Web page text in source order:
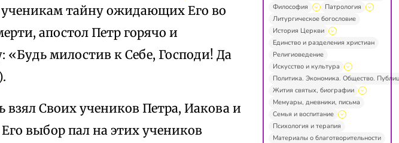
ученикам тайну ожидающих Его во
апостол Петр горячо и
«Будь милостив к Себе, Господи! Да
Своих учеников Петра, Иакова и
выбор пал на этих учеников
Философия
Патрология
Литургическое богословие
История Церкви
Единство и разделения христиан
Религиоведение
Искусство и культура
Политика. Экономика. Общество.
Жития святых, биографии
Мемуары, дневники, письма
Семья и воспитание
Психология и терапия
Материалы о благотворительности